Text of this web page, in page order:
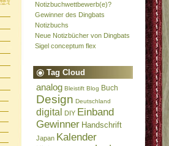
Notizbuchwettbewerb(e)?
Gewinner des Dingbats
Notizbuchs
Neue Notizbücher von Dingbats
Sigel conceptum flex
Tag Cloud
analog Bleistift Blog Buch
Design Deutschland
digital DIY Einband
Gewinner Handschrift
Japan Kalender